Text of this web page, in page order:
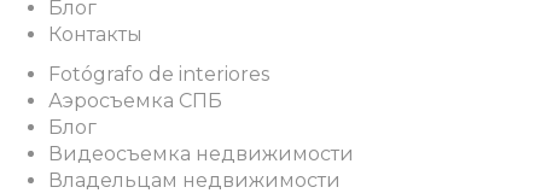
Блог
Контакты
Fotógrafo de interiores
Аэросъемка СПБ
Блог
Видеосъемка недвижимости
Владельцам недвижимости